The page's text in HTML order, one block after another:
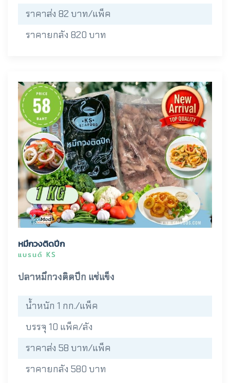
ราคาส่ง 82 บาท/แพ็ค
ราคายกลัง 820 บาท
หมึกวงติดปีก
แบรนด์ KS
ปลาหมึกวงติดปีก แช่แข็ง
น้ำหนัก 1 กก./แพ็ค
บรรจุ 10 แพ็ค/ลัง
ราคาส่ง 58 บาท/แพ็ค
ราคายกลัง 580 บาท